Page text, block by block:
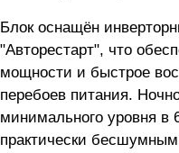
Блок оснащён
"Авторестарт", что
мощности и быстрое
перебоев питания.
минимального уровня в
практически